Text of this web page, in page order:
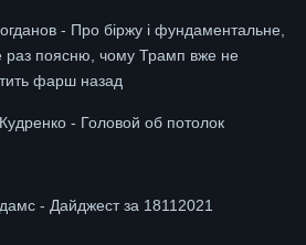
- Про біржу і фундаментальне,
поясню, чому Трамп вже не
фарш назад
- Головой об потолок
- Дайджест за 18112021